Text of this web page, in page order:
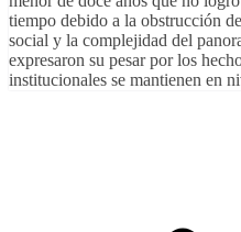
tiempo debido a la obstrucción
social y la complejidad del
expresaron su pesar por los
institucionales se mantienen en